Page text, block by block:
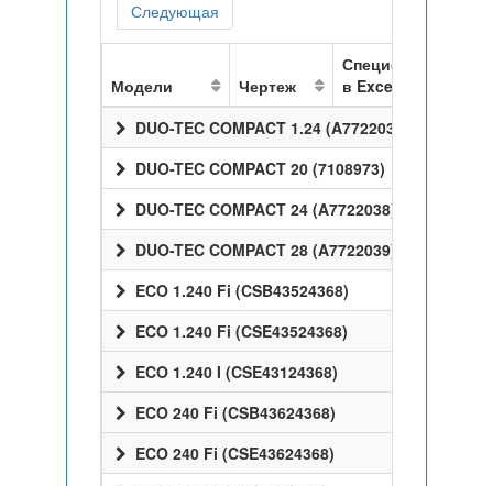
Следующая
Модели Чертеж
Спецификация
в Excel
DUO-TEC COMPACT 1.24 (A7722037)
DUO-TEC COMPACT 20 (7108973)
DUO-TEC COMPACT 24 (A7722038)
DUO-TEC COMPACT 28 (A7722039)
ECO 1.240 Fi (CSB43524368)
ECO 1.240 Fi (CSE43524368)
ECO 1.240 I (CSE43124368)
ECO 240 Fi (CSB43624368)
ECO 240 Fi (CSE43624368)